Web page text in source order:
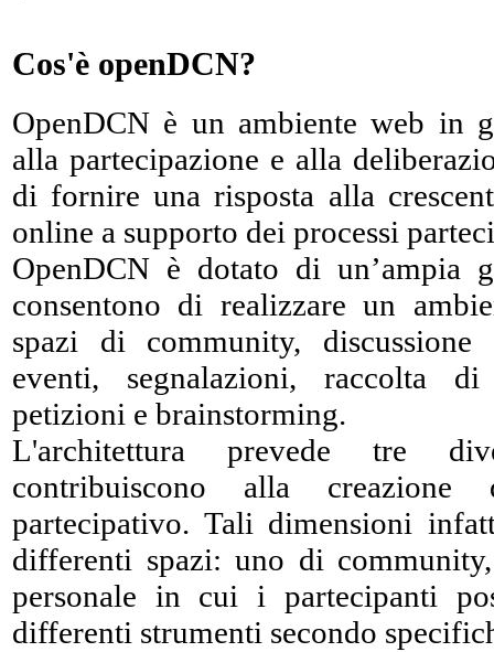
Cos'è openDCN?
OpenDCN è un ambiente web in
alla partecipazione e alla
di fornire una risposta alla
online a supporto dei processi
OpenDCN è dotato di un’ampia
consentono di realizzare un
spazi di community,
eventi, segnalazioni, raccolta
petizioni e brainstorming.
L'architettura prevede tre
contribuiscono alla
partecipativo. Tali dimensioni
differenti spazi: uno di
personale in cui i partecipanti
differenti strumenti secondo